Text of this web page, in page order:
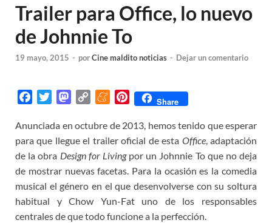
Trailer para Office, lo nuevo
de Johnnie To
19 mayo, 2015 - porCine maldito noticias - Dejar un comentario
c
e
b
o
o
k
i
t
t
e
r
M
s
t
o
d
o
n
p
y
L
i
n
k
M
n
e
a
m
e
P
n
t
e
r
e
s
t
Share
Anunciada en octubre de 2013, hemos tenido que esperar
para que llegue el trailer oficial de esta Office, adaptación
de la obra Design for Livingpor un Johnnie To que no deja
de mostrar nuevas facetas. Para la ocasión es la comedia
musical el género en el que desenvolverse con su soltura
habitual y Chow Yun-Fat uno de los responsables
centrales de que todo funcione a la perfección.